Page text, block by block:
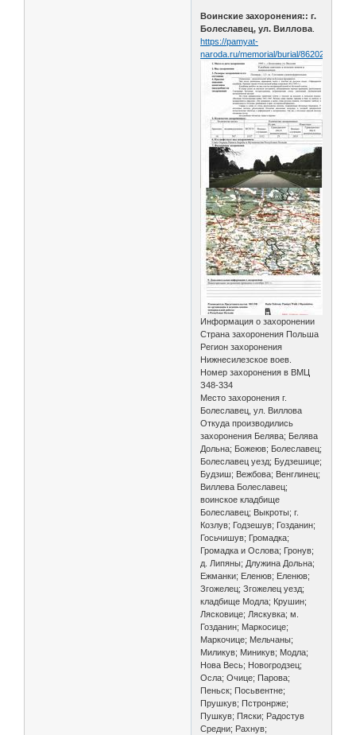
Воинские захоронения:: г.
Болеславец, ул. Виллова
https://pamyat-
naroda.ru/memorial/burial/86202815/
Информация о захоронении
Страна захоронения Польша
Регион захоронения
Нижнесилезское воев.
Номер захоронения в ВМЦ
З48-334
Место захоронения г.
Болеславец, ул. Виллова
Откуда производились
захоронения Белява; Белява
Дольна; Божеюв; Болеславец;
Болеславец уезд; Будзешице;
Будзиш; Вежбова; Венглинец;
Виллева Болеславец;
воинское кладбище
Болеславец; Выкроты; г.
Козлув; Годзешув; Гозданин;
Госьчишув; Громадка;
Громадка и Ослова; Гронув;
д. Липяны; Длужина Дольна;
Ежманки; Еленюв; Еленюв;
Згожелец; Згожелец уезд;
кладбище Модла; Крушин;
Лясковице; Ляскувка; м.
Гозданин; Маркосице;
Маркочице; Мельчаны;
Миликув; Миникув; Модла;
Нова Весь; Новогродзец;
Осла; Очице; Парова;
Пеньск; Посьвентне;
Прушкув; Пстронрже;
Пушкув; Пяски; Радостув
Средни; Рахнув;